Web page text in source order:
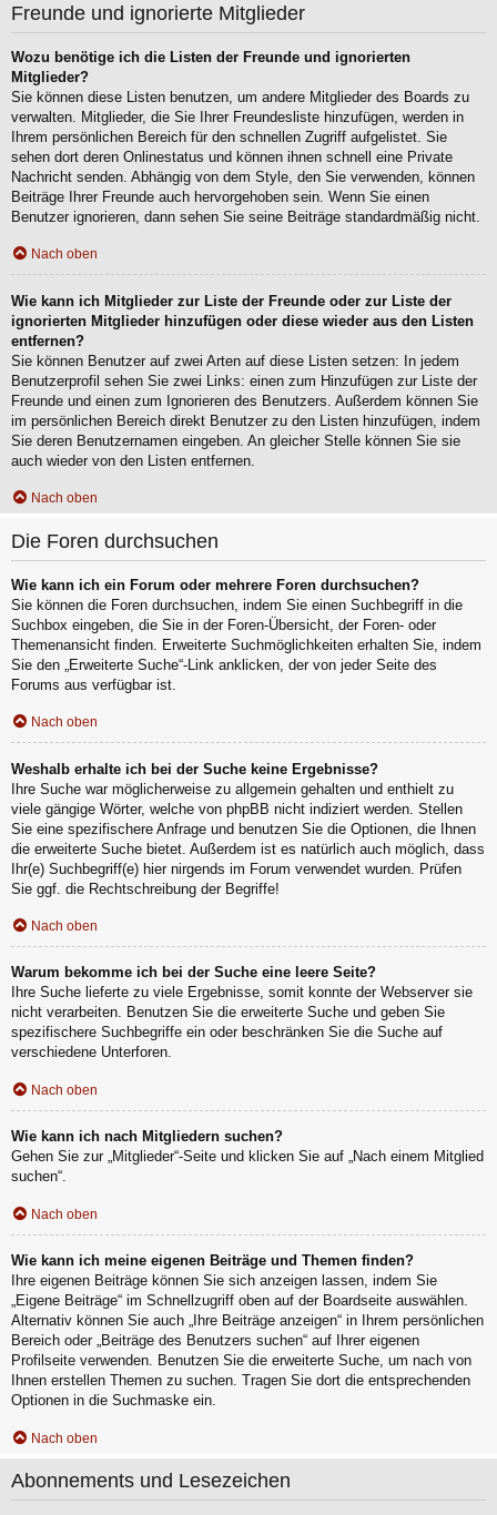
Freunde und ignorierte Mitglieder
Wozu benötige ich die Listen der Freunde und ignorierten
Mitglieder?
Sie können diese Listen benutzen, um andere Mitglieder des Boards zu
verwalten. Mitglieder, die Sie Ihrer Freundesliste hinzufügen, werden in
Ihrem persönlichen Bereich für den schnellen Zugriff aufgelistet. Sie
sehen dort deren Onlinestatus und können ihnen schnell eine Private
Nachricht senden. Abhängig von dem Style, den Sie verwenden, können
Beiträge Ihrer Freunde auch hervorgehoben sein. Wenn Sie einen
Benutzer ignorieren, dann sehen Sie seine Beiträge standardmäßig nicht.
Nach oben
Wie kann ich Mitglieder zur Liste der Freunde oder zur Liste der
ignorierten Mitglieder hinzufügen oder diese wieder aus den Listen
entfernen?
Sie können Benutzer auf zwei Arten auf diese Listen setzen: In jedem
Benutzerprofil sehen Sie zwei Links: einen zum Hinzufügen zur Liste der
Freunde und einen zum Ignorieren des Benutzers. Außerdem können Sie
im persönlichen Bereich direkt Benutzer zu den Listen hinzufügen, indem
Sie deren Benutzernamen eingeben. An gleicher Stelle können Sie sie
auch wieder von den Listen entfernen.
Nach oben
Die Foren durchsuchen
Wie kann ich ein Forum oder mehrere Foren durchsuchen?
Sie können die Foren durchsuchen, indem Sie einen Suchbegriff in die
Suchbox eingeben, die Sie in der Foren-Übersicht, der Foren- oder
Themenansicht finden. Erweiterte Suchmöglichkeiten erhalten Sie, indem
Sie den „Erweiterte Suche“-Link anklicken, der von jeder Seite des
Forums aus verfügbar ist.
Nach oben
Weshalb erhalte ich bei der Suche keine Ergebnisse?
Ihre Suche war möglicherweise zu allgemein gehalten und enthielt zu
viele gängige Wörter, welche von phpBB nicht indiziert werden. Stellen
Sie eine spezifischere Anfrage und benutzen Sie die Optionen, die Ihnen
die erweiterte Suche bietet. Außerdem ist es natürlich auch möglich, dass
Ihr(e) Suchbegriff(e) hier nirgends im Forum verwendet wurden. Prüfen
Sie ggf. die Rechtschreibung der Begriffe!
Nach oben
Warum bekomme ich bei der Suche eine leere Seite?
Ihre Suche lieferte zu viele Ergebnisse, somit konnte der Webserver sie
nicht verarbeiten. Benutzen Sie die erweiterte Suche und geben Sie
spezifischere Suchbegriffe ein oder beschränken Sie die Suche auf
verschiedene Unterforen.
Nach oben
Wie kann ich nach Mitgliedern suchen?
Gehen Sie zur „Mitglieder“-Seite und klicken Sie auf „Nach einem Mitglied
suchen“.
Nach oben
Wie kann ich meine eigenen Beiträge und Themen finden?
Ihre eigenen Beiträge können Sie sich anzeigen lassen, indem Sie
„Eigene Beiträge“ im Schnellzugriff oben auf der Boardseite auswählen.
Alternativ können Sie auch „Ihre Beiträge anzeigen“ in Ihrem persönlichen
Bereich oder „Beiträge des Benutzers suchen“ auf Ihrer eigenen
Profilseite verwenden. Benutzen Sie die erweiterte Suche, um nach von
Ihnen erstellen Themen zu suchen. Tragen Sie dort die entsprechenden
Optionen in die Suchmaske ein.
Nach oben
Abonnements und Lesezeichen